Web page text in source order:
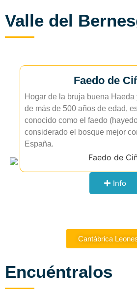
Valle del
Faedo de
Hogar de la bruja buena
de más de 500 años de edad,
conocido como el faedo
considerado el bosque mejor
España.
Info
Cantábrica
Encuéntralos